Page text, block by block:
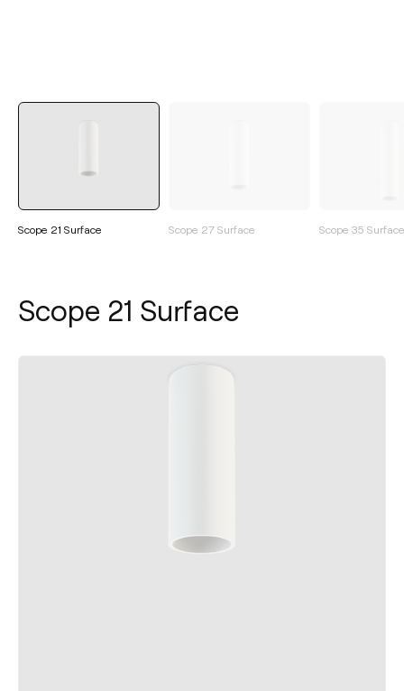
Scope 21 Surface Scope 27 Surface Scope 35
Scope 21 Surface